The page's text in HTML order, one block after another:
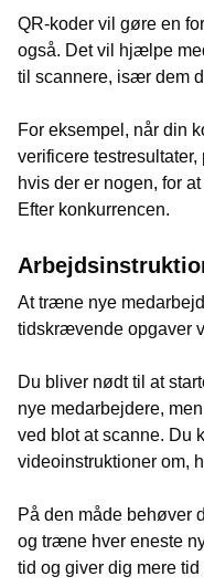
QR-koder vil gøre en
også. Det vil hjælpe
til scannere, især dem
For eksempel, når din
verificere
hvis der er nogen, for
Efter konkurrencen.
At træne nye
tidskrævende opgaver
Du bliver nødt til at
nye medarbejdere,
ved blot at scanne. Du
videoinstruktioner om,
På den måde
og træne hver eneste
tid og giver dig mere